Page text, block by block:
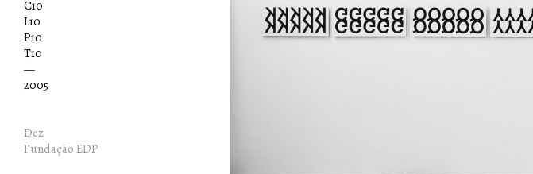
C10
L10
P10
T10
—
2005
Dez
Fundação EDP